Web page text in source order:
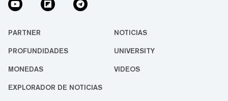
PARTNER NOTICIAS
PROFUNDIDADES UNIVERSITY
MONEDAS VIDEOS
EXPLORADOR DE NOTICIAS